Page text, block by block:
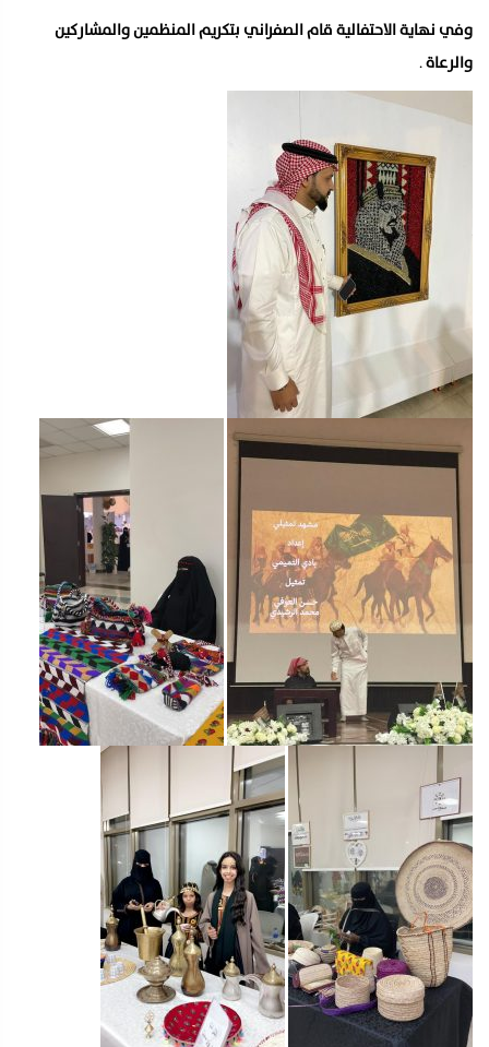
وفي نهاية الاحتفالية قام الصفراني بتكريم المنظمين والمشاركين
والرعاة.